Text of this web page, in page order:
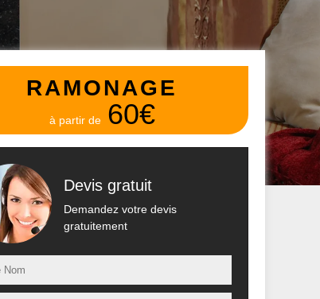
RAMONAGE
à partir de 60€
Devis gratuit
Demandez votre devis
gratuitement